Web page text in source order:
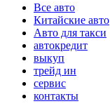
Все авто
Китайские авто
Авто для такси
автокредит
выкуп
трейд ин
сервис
контакты